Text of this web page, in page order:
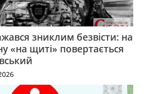
зниклим безвісти: на
щиті» повертається